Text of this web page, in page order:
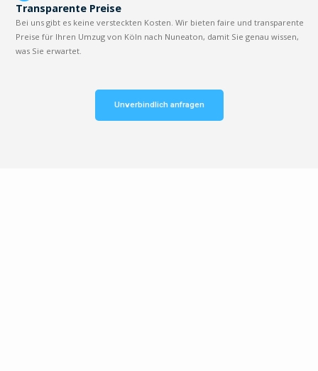
Transparente Preise
Bei uns gibt es keine versteckten Kosten. Wir bieten faire und transparente
Preise für Ihren Umzug von Köln nach Nuneaton, damit Sie genau wissen,
was Sie erwartet.
Unverbindlich anfragen